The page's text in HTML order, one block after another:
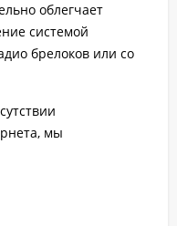
облегчает
системой
брелоков или со
мы